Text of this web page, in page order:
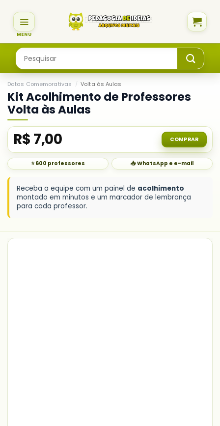
content
Pesquisar
por:
Datas Comemorativas / Volta às Aulas
Kit Acolhimento de Professores
Volta às Aulas
R$ 7,00 COMPRAR
⭐ 600 professores 📥 WhatsApp e e-mail
Receba a equipe com um painel de acolhimento
montado em minutos e um marcador de lembrança
para cada professor.